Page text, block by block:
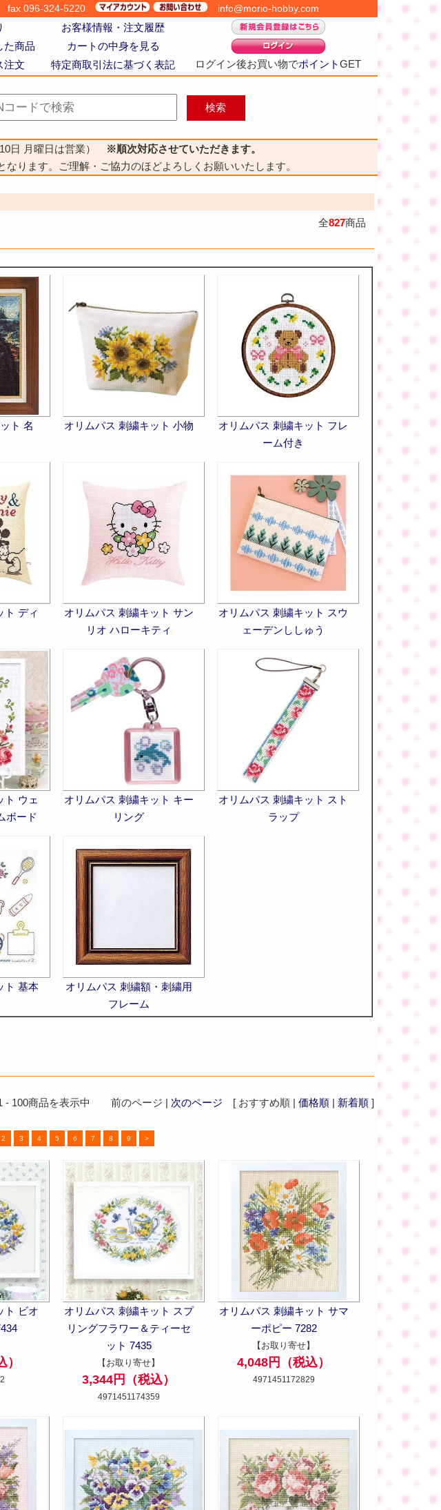
fax 096-324-5220 info@morio-hobby.com
お客様情報・注文履歴
ログイン後お買い物でポイントGET
た商品
カートの中身を見る
注文 特定商取引法に基づく表記
日 月曜日は営業）
※順次対応させていただきます。
なります。ご理解・ご協力のほどよろしくお願いいたします。
全827商品
ト 名
オリムパス 刺繍キット 小物
オリムパス 刺繍キット フレ
ーム付き
ト ディ
オリムパス 刺繍キット サン
リオ ハローキティ
オリムパス 刺繍キット スウ
ェーデンししゅう
ト ウェ
ボード
オリムパス 刺繍キット キー
リング
オリムパス 刺繍キット スト
ラップ
ト 基本
オリムパス 刺繍額・刺繍用
フレーム
- 100商品を表示中 前のページ | 次のページ [ おすすめ順 | 価格順 | 新着順 ]
2 3 4 5 6 7 8 9 >
ト ビオ
オリムパス 刺繍キット スプ
リングフラワー＆ティーセ
ット 7435
【お取り寄せ】
3,344円（税込）
4971451174359
オリムパス 刺繍キット サマ
ーポピー 7282
【お取り寄せ】
4,048円（税込）
4971451172829